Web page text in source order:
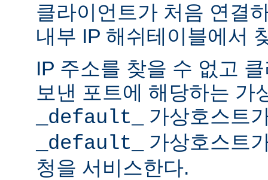
클라이언트가 처음 연결
내부 IP 해쉬테이블에서
IP 주소를 찾을 수 없고
보낸 포트에 해당하는 가
_default_
가상호스트
_default_
가상호스트
청을 서비스한다.